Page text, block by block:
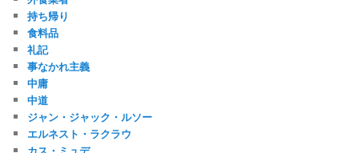
持ち帰り
食料品
礼記
事なかれ主義
中庸
中道
ジャン・ジャック・ルソー
エルネスト・ラクラウ